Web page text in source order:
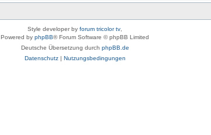
Style developer by forum tricolor tv
Powered by phpBB® Forum Software © phpBB Limited
Deutsche Übersetzung durch phpBB.de
Datenschutz| Nutzungsbedingungen